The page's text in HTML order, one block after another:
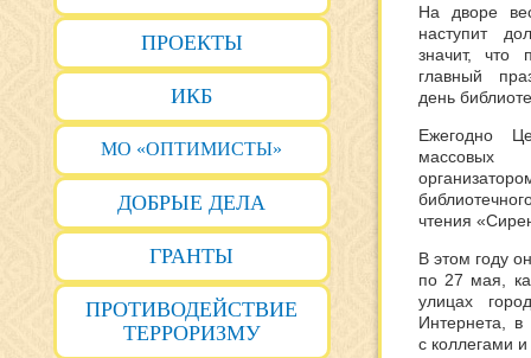
ПРОЕКТЫ
ИКБ
МО «ОПТИМИСТЫ»
ДОБРЫЕ ДЕЛА
ГРАНТЫ
ПРОТИВОДЕЙСТВИЕ
ТЕРРОРИЗМУ
На дворе
наступит
значит, что
главный
день
Ежегодно
массовых
чтения
В этом году
по 27 мая,
улицах
Интернета,
с коллегами